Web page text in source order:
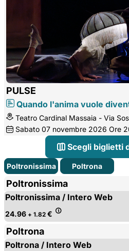
PULSE
Quando l'anima vuole
Teatro Cardinal Massaia - Via
Sabato 07 novembre 2026 Ore
Scegli biglietti
Poltronissima Poltrona
Poltronissima
Poltronissima / Intero Web
24.96 + 1.82 €
Poltrona
Poltrona / Intero Web